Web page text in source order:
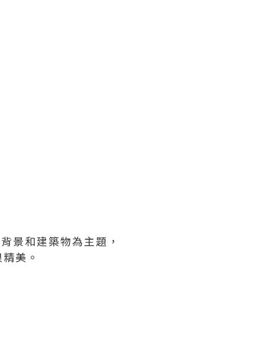
景和建築物為主題，
美。